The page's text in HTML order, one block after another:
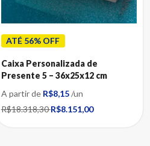
ATÉ 56% OFF
Caixa Personalizada de
Presente 5 – 36x25x12 cm
A partir de R$8,15/un
R$18.318,30R$8.151,00